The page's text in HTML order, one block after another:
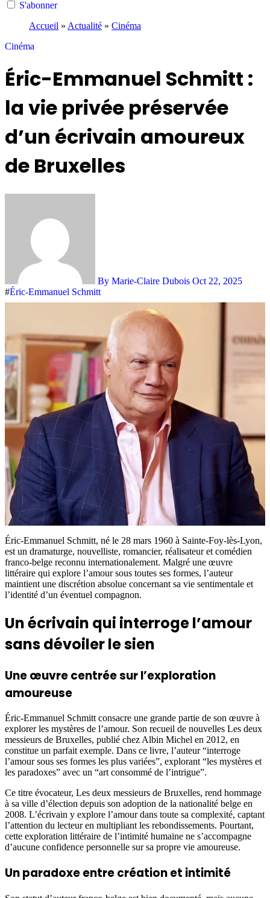
S'abonner
Accueil » Actualité » Cinéma
Cinéma
Éric-Emmanuel Schmitt :
la vie privée préservée
d’un écrivain amoureux
de Bruxelles
By Marie-Claire Dubois Oct 22, 2025
#Éric-Emmanuel Schmitt
Éric-Emmanuel Schmitt, né le 28 mars 1960 à Sainte-Foy-lès-Lyon,
est un dramaturge, nouvelliste, romancier, réalisateur et comédien
franco-belge reconnu internationalement. Malgré une œuvre
littéraire qui explore l’amour sous toutes ses formes, l’auteur
maintient une discrétion absolue concernant sa vie sentimentale et
l’identité d’un éventuel compagnon.
Un écrivain qui interroge l’amour
sans dévoiler le sien
Une œuvre centrée sur l’exploration
amoureuse
Éric-Emmanuel Schmitt consacre une grande partie de son œuvre à
explorer les mystères de l’amour. Son recueil de nouvelles Les deux
messieurs de Bruxelles, publié chez Albin Michel en 2012, en
constitue un parfait exemple. Dans ce livre, l’auteur “interroge
l’amour sous ses formes les plus variées”, explorant “les mystères et
les paradoxes” avec un “art consommé de l’intrigue”.
Ce titre évocateur, Les deux messieurs de Bruxelles, rend hommage
à sa ville d’élection depuis son adoption de la nationalité belge en
2008. L’écrivain y explore l’amour dans toute sa complexité, captant
l’attention du lecteur en multipliant les rebondissements. Pourtant,
cette exploration littéraire de l’intimité humaine ne s’accompagne
d’aucune confidence personnelle sur sa propre vie amoureuse.
Un paradoxe entre création et intimité